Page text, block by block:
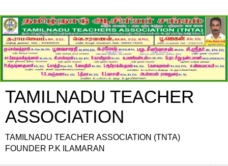
TAMILNADU TEACHER
ASSOCIATION
TAMILNADU TEACHER ASSOCIATION (TNTA)
FOUNDER P.K ILAMARAN